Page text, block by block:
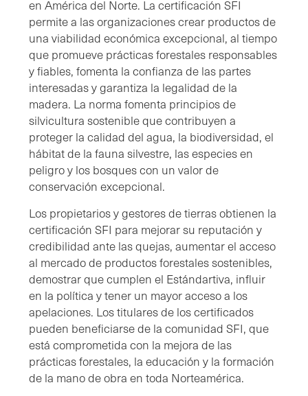
en América del Norte. La certificación SFI
permite a las organizaciones crear productos de
una viabilidad económica excepcional, al tiempo
que promueve prácticas forestales responsables
y fiables, fomenta la confianza de las partes
interesadas y garantiza la legalidad de la
madera. La norma fomenta principios de
silvicultura sostenible que contribuyen a
proteger la calidad del agua, la biodiversidad, el
hábitat de la fauna silvestre, las especies en
peligro y los bosques con un valor de
conservación excepcional.
Los propietarios y gestores de tierras obtienen la
certificación SFI para mejorar su reputación y
credibilidad ante las quejas, aumentar el acceso
al mercado de productos forestales sostenibles,
demostrar que cumplen el Estándartiva, influir
en la política y tener un mayor acceso a los
apelaciones. Los titulares de los certificados
pueden beneficiarse de la comunidad SFI, que
está comprometida con la mejora de las
prácticas forestales, la educación y la formación
de la mano de obra en toda Norteamérica.